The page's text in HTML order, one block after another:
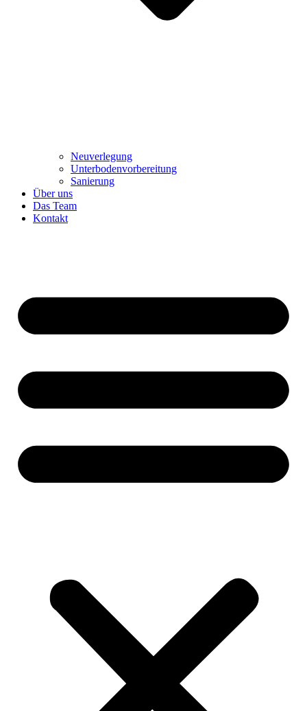
Neuverlegung
Unterbodenvorbereitung
Sanierung
Über uns
Das Team
Kontakt